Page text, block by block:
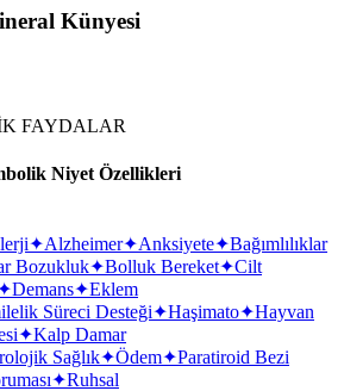
Künyesi
FAYDALAR
Niyet Özellikleri
✦Alzheimer✦Anksiyete✦Bağımlılıklar
Bozukluk✦Bolluk Bereket✦Cilt
Demans✦Eklem
Süreci Desteği✦Haşimato✦Hayvan
✦Kalp Damar
Sağlık✦Ödem✦Paratiroid Bezi
✦Ruhsal